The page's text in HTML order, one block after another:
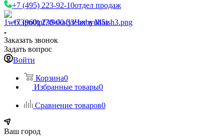
+7 (495) 223-92-10отдел продаж
+7 (960) 230-00-33Чат в Max
Заказать звонок
Задать вопрос
Войти
Корзина0
Избранные товары0
Сравнение товаров0
Ваш город